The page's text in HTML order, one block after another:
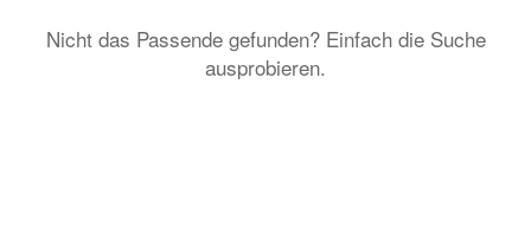
Nicht das Passende gefunden? Einfach die Suche
ausprobieren.